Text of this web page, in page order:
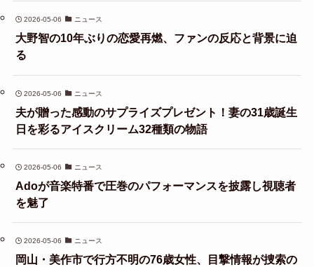
2026-05-06 ニュース
大野智の10年ぶりの恋愛再燃、ファンの反応と背景に迫
る
2026-05-06 ニュース
夫が贈った感動のサプライズプレゼント！妻の31歳誕生
日を彩るアイスクリーム32種類の物語
2026-05-06 ニュース
Adoが音楽特番で圧巻のパフォーマンスを披露し視聴者
を魅了
2026-05-06 ニュース
岡山・美作市で行方不明の76歳女性、目撃情報が捜索の